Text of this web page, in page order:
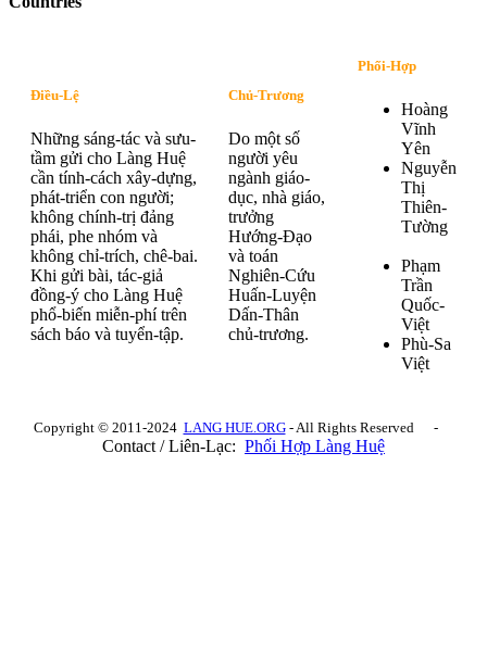
Điều-Lệ
Những sáng-tác và sưu-
tầm gửi cho Làng Huệ
cần tính-cách xây-dựng,
phát-triển con người;
không chính-trị đảng
phái, phe nhóm và
không chỉ-trích, chê-bai.
Khi gửi bài, tác-giả
đồng-ý cho Làng Huệ
phổ-biến miễn-phí trên
sách báo và tuyển-tập.
Chủ-Trương
Do một số
người yêu
ngành giáo-
dục, nhà giáo,
trưởng
Hướng-Đạo
và toán
Nghiên-Cứu
Huấn-Luyện
Dấn-Thân
chủ-trương.
Phối-Hợp
Hoàng
Vĩnh
Yên
Nguyễn
Thị
Thiên-
Tường
Phạm
Trần
Quốc-
Việt
Phù-Sa
Việt
Copyright © 2011-2024 LANG HUE.ORG- All Rights Reserved -
Contact / Liên-Lạc: Phối Hợp Làng Huệ